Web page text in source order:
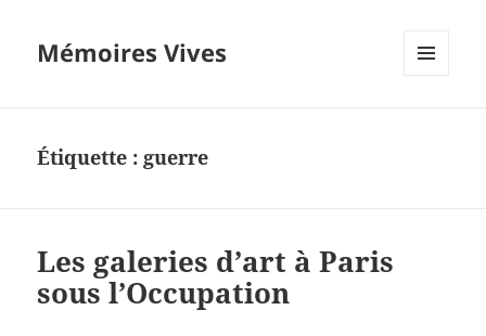
Mémoires Vives
Étiquette : guerre
Les galeries d’art à Paris
sous l’Occupation